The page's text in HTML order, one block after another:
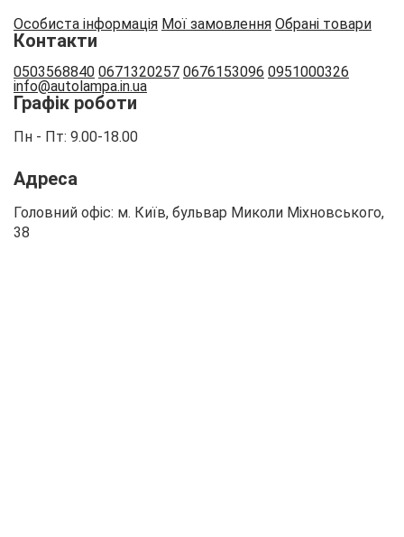
Особиста інформація Мої замовлення Обрані товари
Контакти
0503568840 0671320257 0676153096 0951000326
info@autolampa.in.ua
Графік роботи
Пн - Пт: 9.00-18.00
Адреса
Головний офіс: м. Київ, бульвар Миколи Міхновського,
38